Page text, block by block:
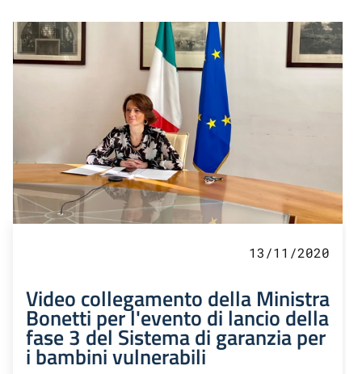
13/11/2020
Video collegamento della Ministra
Bonetti per l'evento di lancio della
fase 3 del Sistema di garanzia per
i bambini vulnerabili